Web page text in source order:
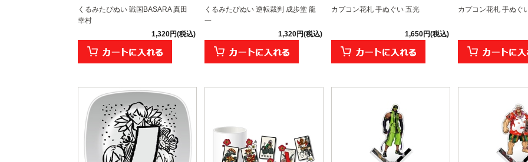
くるみたぴぬい 戦国BASARA 真田
幸村
1,320円(税込)
くるみたぴぬい 逆転裁判 成歩堂 龍
一
1,320円(税込)
カプコン花札 手ぬぐい 五光
1,650円(税込)
カプコン花札 手ぬぐ